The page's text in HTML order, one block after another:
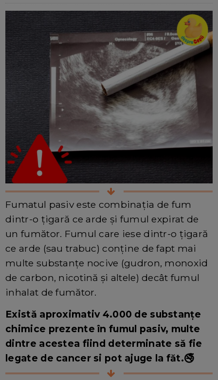
Fumatul pasiv este combinația de fum
dintr-o țigară ce arde și fumul expirat de
un fumător. Fumul care iese dintr-o țigară
ce arde (sau trabuc) conține de fapt mai
multe substanțe nocive (gudron, monoxid
de carbon, nicotină și altele) decât fumul
inhalat de fumător.
Există aproximativ 4.000 de substanțe
chimice prezente în fumul pasiv, multe
dintre acestea fiind determinate să fie
legate de cancer si pot ajuge la făt.🚭